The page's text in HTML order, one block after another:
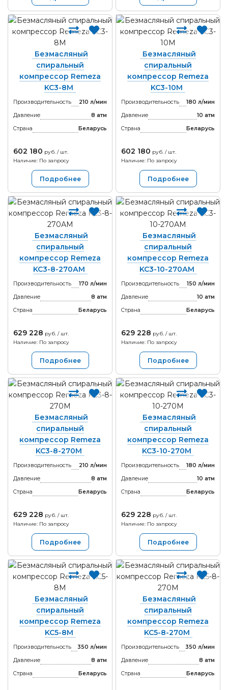
Безмасляный
спиральный
компрессор Remeza
KC3-8M
Производительность
210 л/мин
Давление
8 атм
Страна
Беларусь
602 180 руб. / шт.
Наличие: По запросу
Подробнее
Безмасляный
спиральный
компрессор Remeza
KC3-10M
Производительность
180 л/мин
Давление
10 атм
Страна
Беларусь
602 180 руб. / шт.
Наличие: По запросу
Подробнее
Безмасляный
спиральный
компрессор Remeza
KC3-8-270АМ
Производительность
170 л/мин
Давление
8 атм
Страна
Беларусь
629 228 руб. / шт.
Наличие: По запросу
Подробнее
Безмасляный
спиральный
компрессор Remeza
KC3-10-270АМ
Производительность
150 л/мин
Давление
10 атм
Страна
Беларусь
629 228 руб. / шт.
Наличие: По запросу
Подробнее
Безмасляный
спиральный
компрессор Remeza
KC3-8-270М
Производительность
210 л/мин
Давление
8 атм
Страна
Беларусь
629 228 руб. / шт.
Наличие: По запросу
Подробнее
Безмасляный
спиральный
компрессор Remeza
KC3-10-270М
Производительность
180 л/мин
Давление
10 атм
Страна
Беларусь
629 228 руб. / шт.
Наличие: По запросу
Подробнее
Безмасляный
спиральный
компрессор Remeza
KC5-8М
Производительность
350 л/мин
Давление
8 атм
Страна
Беларусь
Безмасляный
спиральный
компрессор Remeza
KC5-8-270М
Производительность
350 л/мин
Давление
8 атм
Страна
Беларусь